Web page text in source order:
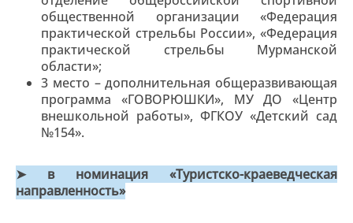
общественной организации «Федерация
практической стрельбы России», «Федерация
практической стрельбы Мурманской
области»;
3 место – дополнительная общеразвивающая
программа «ГОВОРЮШКИ», МУ ДО «Центр
внешкольной работы», ФГКОУ «Детский сад
№154».
➤ в номинация «Туристско-краеведческая
направленность»